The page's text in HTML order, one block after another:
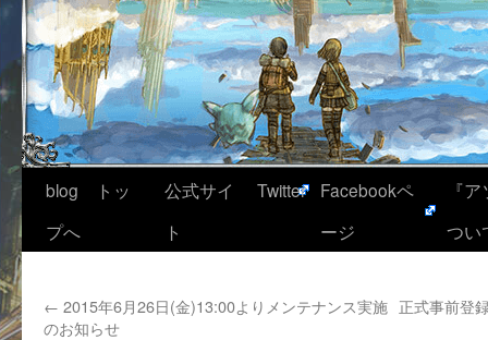
blog トッ
プへ
公式サイ
ト
Twitter
Facebookペ
ージ
『
つい
← 2015年6月26日(金)13:00よりメンテナンス実施
のお知らせ
正式事前登